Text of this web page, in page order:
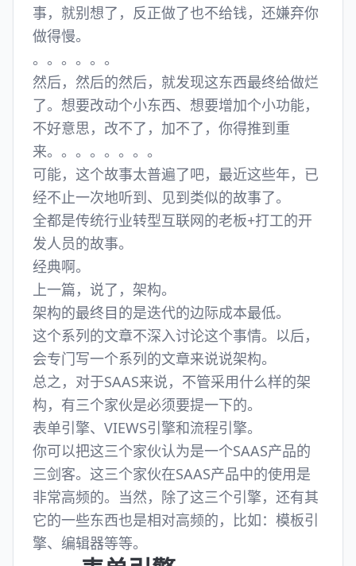
事，就别想了，反正做了也不给钱，还嫌弃你
做得慢。
。。。。。。
然后，然后的然后，就发现这东西最终给做烂
了。想要改动个小东西、想要增加个小功能，
不好意思，改不了，加不了，你得推到重
来。。。。。。。。
可能，这个故事太普遍了吧，最近这些年，已
经不止一次地听到、见到类似的故事了。
全都是传统行业转型互联网的老板+打工的开
发人员的故事。
经典啊。
上一篇，说了，架构。
架构的最终目的是迭代的边际成本最低。
这个系列的文章不深入讨论这个事情。以后，
会专门写一个系列的文章来说说架构。
总之，对于SAAS来说，不管采用什么样的架
构，有三个家伙是必须要提一下的。
表单引擎、VIEWS引擎和流程引擎。
你可以把这三个家伙认为是一个SAAS产品的
三剑客。这三个家伙在SAAS产品中的使用是
非常高频的。当然，除了这三个引擎，还有其
它的一些东西也是相对高频的，比如：模板引
擎、编辑器等等。